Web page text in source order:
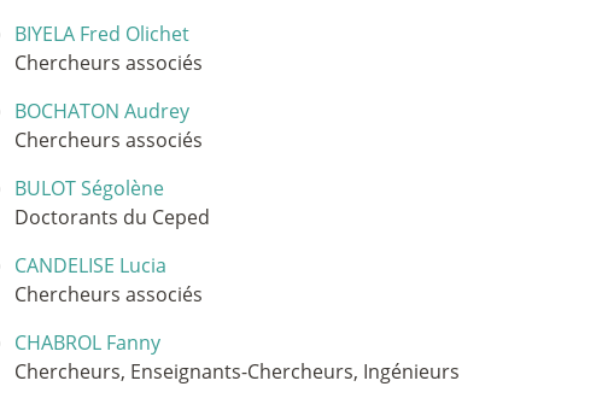
BIYELA Fred Olichet
Chercheurs associés
BOCHATON Audrey
Chercheurs associés
BULOT Ségolène
Doctorants du Ceped
CANDELISE Lucia
Chercheurs associés
CHABROL Fanny
Chercheurs, Enseignants-Chercheurs, Ingénieurs